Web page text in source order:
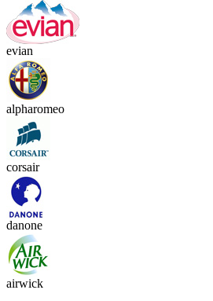
evian
alpharomeo
corsair
danone
airwick